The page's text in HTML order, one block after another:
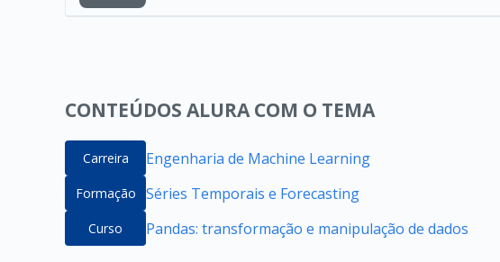
CONTEÚDOS ALURA COM O TEMA
Carreira Engenharia de Machine Learning
Formação Séries Temporais e Forecasting
Curso Pandas: transformação e manipulação de dados